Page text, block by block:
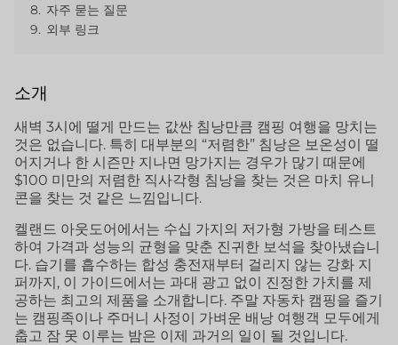
8. 자주 묻는 질문
9. 외부 링크
소개
새벽 3시에 떨게 만드는 값싼 침낭만큼 캠핑 여행을 망치는
것은 없습니다. 특히 대부분의 “저렴한” 침낭은 보온성이 떨
어지거나 한 시즌만 지나면 망가지는 경우가 많기 때문에
$100 미만의 저렴한 직사각형 침낭을 찾는 것은 마치 유니
콘을 찾는 것 같은 느낌입니다.
켈랜드 아웃도어에서는 수십 가지의 저가형 가방을 테스트
하여 가격과 성능의 균형을 맞춘 진귀한 보석을 찾아냈습니
다. 습기를 흡수하는 합성 충전재부터 걸리지 않는 강화 지
퍼까지, 이 가이드에서는 과대 광고 없이 진정한 가치를 제
공하는 최고의 제품을 소개합니다. 주말 자동차 캠핑을 즐기
는 캠핑족이나 주머니 사정이 가벼운 배낭 여행객 모두에게
춥고 잠 못 이루는 밤은 이제 과거의 일이 될 것입니다.